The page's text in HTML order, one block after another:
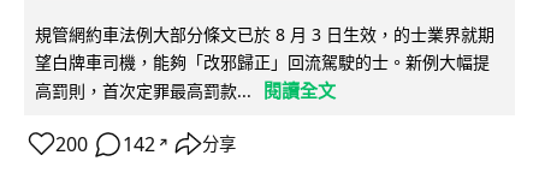
規管網約車法例大部分條文已於 8 月 3 日生效，的士業界就期
望白牌車司機，能夠「改邪歸正」回流駕駛的士。新例大幅提
高罰則，首次定罪最高罰款...
閱讀全文
200 142 ↗ 分享